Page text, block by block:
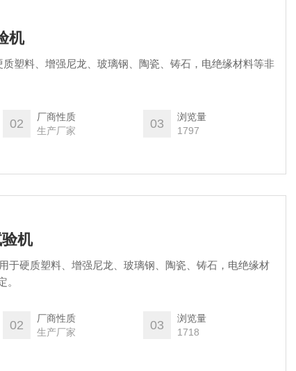
机
塑料、增强尼龙、玻璃钢、陶瓷、铸石，电绝缘材料等非
02
厂商性质
生产厂家
03
浏览量
1797
机
于硬质塑料、增强尼龙、玻璃钢、陶瓷、铸石，电绝缘材
。
02
厂商性质
生产厂家
03
浏览量
1718